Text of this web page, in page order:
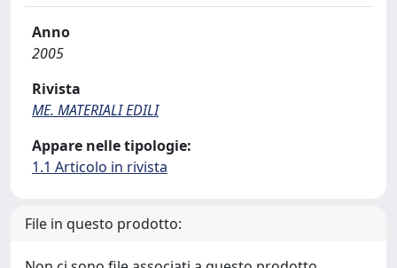
Anno
2005
Rivista
ME. MATERIALI EDILI
Appare nelle tipologie:
1.1 Articolo in rivista
File in questo prodotto: